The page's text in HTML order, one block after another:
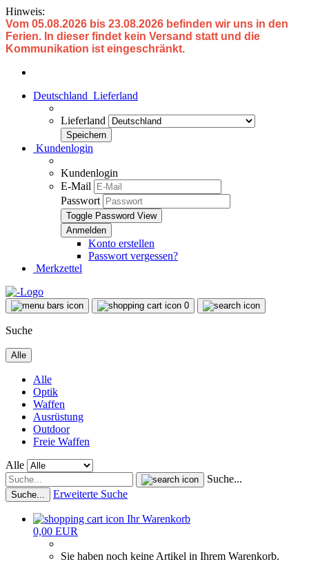
Hinweis:
Vom 05.08.2026 bis 23.08.2026 befinden wir uns in den
Ferien. In dieser findet kein Versand statt und die
Kommunikation ist eingeschränkt.
Deutschland Lieferland
Lieferland
Kundenlogin
Kundenlogin
E-Mail
Passwort
Toggle Password View
Konto erstellen
Passwort vergessen?
Merkzettel
0
Suche
Alle
Alle
Optik
Waffen
Ausrüstung
Outdoor
Freie Waffen
Alle
Suche...
Suche... Erweiterte Suche
Ihr Warenkorb
0,00 EUR
Sie haben noch keine Artikel in Ihrem Warenkorb.